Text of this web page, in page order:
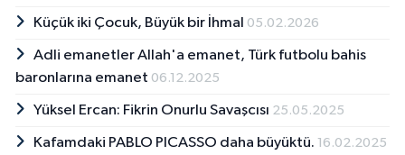
Küçük iki Çocuk, Büyük bir İhmal 05.02.2026
Adli emanetler Allah'a emanet, Türk futbolu bahis
baronlarına emanet 06.12.2025
Yüksel Ercan: Fikrin Onurlu Savaşcısı 25.05.2025
Kafamdaki PABLO PICASSO daha büyüktü. 16.02.2025